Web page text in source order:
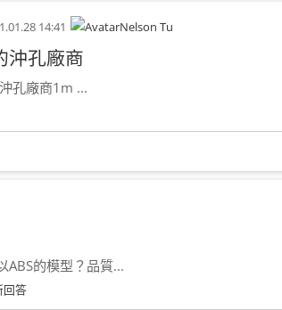
14:41 Nelson Tu
沖孔廠商
孔廠商1m ...
ABS的模型？品質...
回答